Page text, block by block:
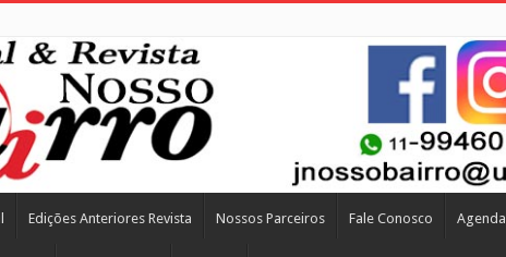
Edições Anteriores Revista Nossos Parceiros Fale Conosco Agenda